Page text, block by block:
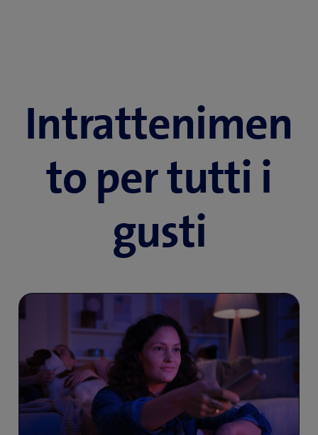
Intrattenimen
to per tutti i
gusti